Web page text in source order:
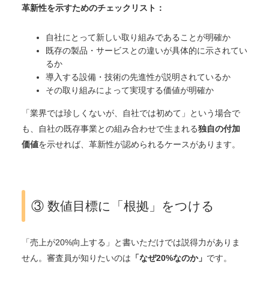
革新性を示すためのチェックリスト：
自社にとって新しい取り組みであることが明確か
既存の製品・サービスとの違いが具体的に示されてい
るか
導入する設備・技術の先進性が説明されているか
その取り組みによって実現する価値が明確か
「業界では珍しくないが、自社では初めて」という場合で
も、自社の既存事業との組み合わせで生まれる独自の付加
価値を示せれば、革新性が認められるケースがあります。
③ 数値目標に「根拠」をつける
「売上が20%向上する」と書いただけでは説得力がありま
せん。審査員が知りたいのは 「なぜ20%なのか」 です。